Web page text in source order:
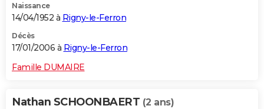
Naissance
14/04/1952 à Rigny-le-Ferron
Décès
17/01/2006 à Rigny-le-Ferron
Famille DUMAIRE
Nathan SCHOONBAERT (2 ans)